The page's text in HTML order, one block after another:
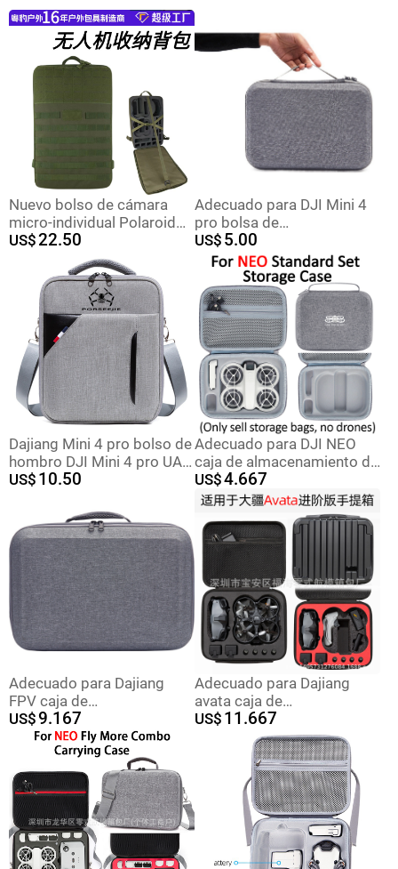
Nuevo bolso de cámara
micro-individual Polaroid
SLR bolso de cámara
digital hombro exterior
impermeable mochila dron
personalizada
US$22.50
Adecuado para DJI Mini 4
pro bolsa de
almacenamiento DJI Mini 4
pro Changfei caja de
almacenamiento a prueba
de agua bolsa de
accesorios
US$ 5.00
Dajiang Mini 4 pro bolso de
hombro DJI Mini 4 pro UAV
con pantalla con bolsa de
US$ 10.50
Adecuado para DJI NEO
caja de almacenamiento dji
neo bolsa de transporte
caja de almacenamiento
portátil bolsa de drones
bolsa de almacenamiento
independiente
US$4.667
Adecuado para Dajiang
FPV caja de
almacenamiento FPV
experiencia de carreras
gafas bolsa de
almacenamiento
crossbody portátil UAV
bolsa protectora
US$9.167
Adecuado para Dajiang
avata caja de
almacenamiento avata
maleta Racing experiencia
gafas bolsa de
almacenamiento
crossbody maleta
US$ 11.667